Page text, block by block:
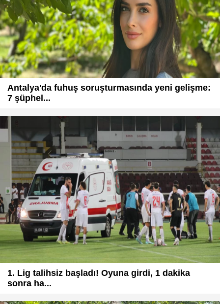
Antalya'da fuhuş soruşturmasında yeni gelişme:
7 şüphel...
1. Lig talihsiz başladı! Oyuna girdi, 1 dakika
sonra ha...